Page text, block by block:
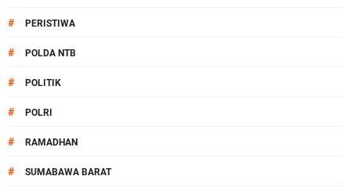
# PERISTIWA
# POLDA NTB
# POLITIK
# POLRI
# RAMADHAN
# SUMABAWA BARAT